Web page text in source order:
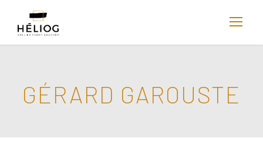
GÉRARD GAROUSTE